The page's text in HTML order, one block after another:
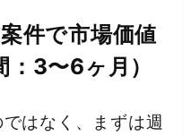
件で市場価値
3〜6ヶ月）
はなく、まずは週